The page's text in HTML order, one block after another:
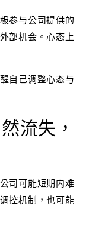
参与公司提供的
部机会。心态上
自己调整心态与
流失，
司可能短期内难
控机制，也可能